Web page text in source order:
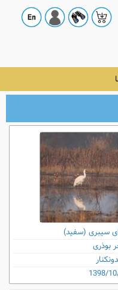
سیبری (سفید)
بوذری
1398/